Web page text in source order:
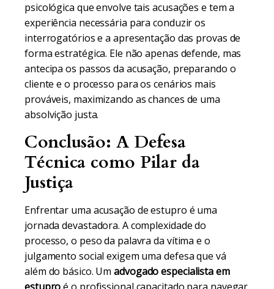
psicológica que envolve tais acusações e tem a
experiência necessária para conduzir os
interrogatórios e a apresentação das provas de
forma estratégica. Ele não apenas defende, mas
antecipa os passos da acusação, preparando o
cliente e o processo para os cenários mais
prováveis, maximizando as chances de uma
absolvição justa.
Conclusão: A Defesa
Técnica como Pilar da
Justiça
Enfrentar uma acusação de estupro é uma
jornada devastadora. A complexidade do
processo, o peso da palavra da vítima e o
julgamento social exigem uma defesa que vá
além do básico. Umadvogado especialista em